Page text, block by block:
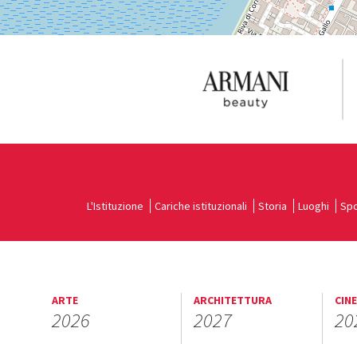
L'Istituzione Cariche istituzionali Storia Luoghi
ARTE
2026
ARCHITETTURA
2027